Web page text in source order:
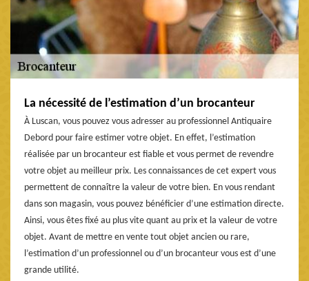
La nécessité de l’estimation d’un brocanteur
À Luscan, vous pouvez vous adresser au professionnel Antiquaire
Debord pour faire estimer votre objet. En effet, l’estimation
réalisée par un brocanteur est fiable et vous permet de revendre
votre objet au meilleur prix. Les connaissances de cet expert vous
permettent de connaître la valeur de votre bien. En vous rendant
dans son magasin, vous pouvez bénéficier d’une estimation directe.
Ainsi, vous êtes fixé au plus vite quant au prix et la valeur de votre
objet. Avant de mettre en vente tout objet ancien ou rare,
l’estimation d’un professionnel ou d’un brocanteur vous est d’une
grande utilité.